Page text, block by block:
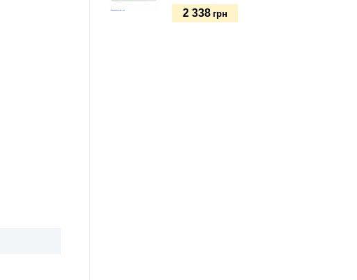
2 338 грн